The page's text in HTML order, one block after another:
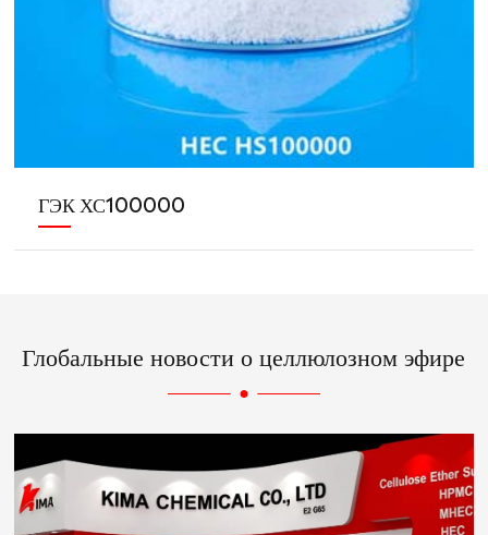
ГЭК ХС100000
Глобальные новости о целлюлозном эфире